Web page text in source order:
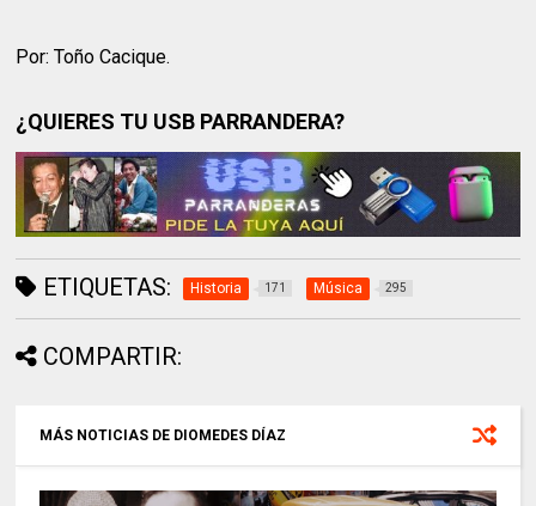
Por: Toño Cacique.
¿QUIERES TU USB PARRANDERA?
ETIQUETAS: Historia 171 Música 295
COMPARTIR:
MÁS NOTICIAS DE DIOMEDES DÍAZ